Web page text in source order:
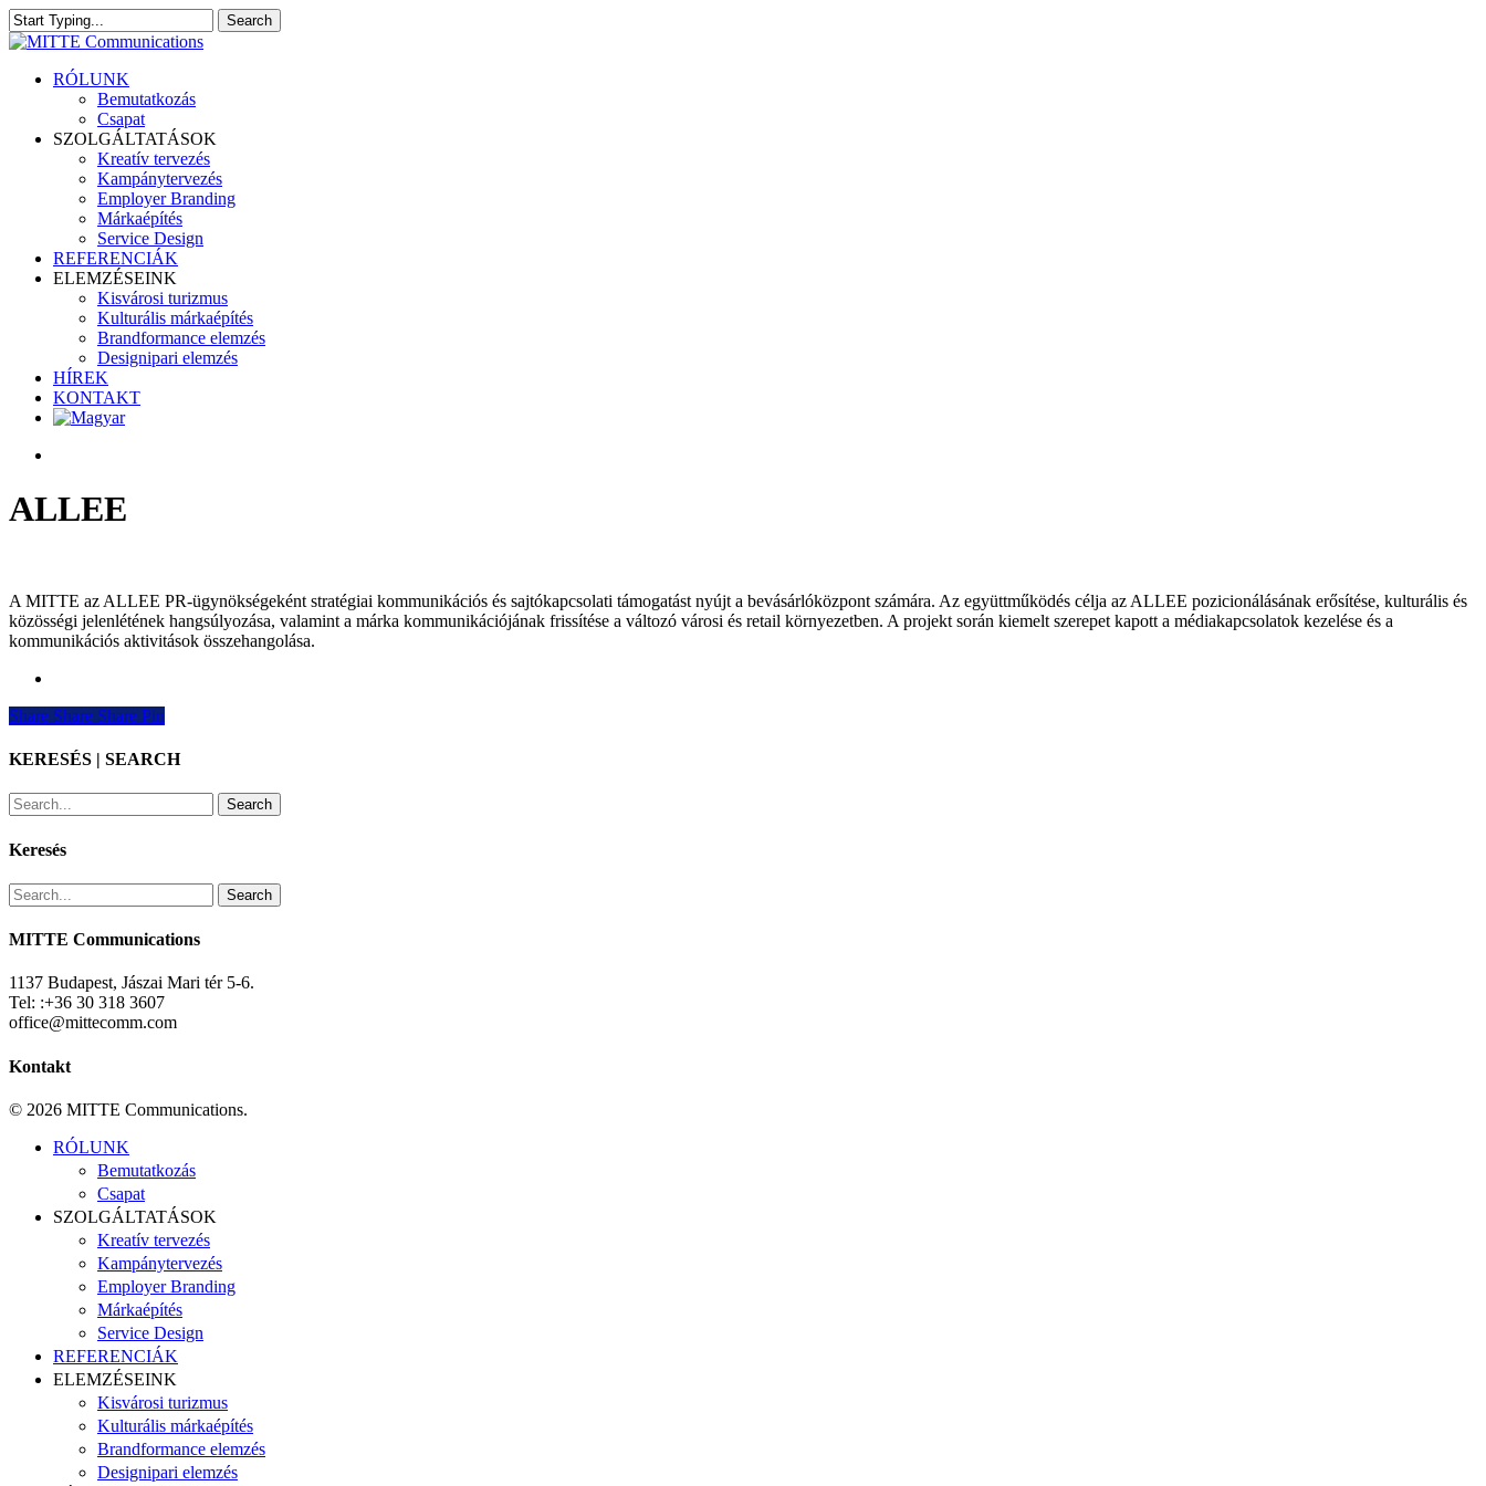
Skip
to
content
Search
Close
search
Menu
RÓLUNK
Bemutatkozás
Csapat
SZOLGÁLTATÁSOK
Kreatív tervezés
Kampánytervezés
Employer Branding
Márkaépítés
Service Design
REFERENCIÁK
ELEMZÉSEINK
Kisvárosi turizmus
Kulturális márkaépítés
Brandformance elemzés
Designipari elemzés
HÍREK
KONTAKT
ALLEE
A MITTE az ALLEE PR-ügynökségeként stratégiai kommunikációs és sajtókapcsolati támogatást nyújt a bevásárlóközpont számára. Az együttműködés célja az ALLEE pozicionálásának erősítése, kulturális és
közösségi jelenlétének hangsúlyozása, valamint a márka kommunikációjának frissítése a változó városi és retail környezetben. A projekt során kiemelt szerepet kapott a médiakapcsolatok kezelése és a
kommunikációs aktivitások összehangolása.
Share
Share Share Share Pin
KERESÉS | SEARCH
Search
Keresés
Search
MITTE Communications
1137 Budapest, Jászai Mari tér 5-6.
Tel: :+36 30 318 3607
office@mittecomm.com
Kontakt
© 2026 MITTE Communications.
Close
RÓLUNK
Bemutatkozás
Csapat
SZOLGÁLTATÁSOK
Kreatív tervezés
Kampánytervezés
Employer Branding
Márkaépítés
Service Design
REFERENCIÁK
ELEMZÉSEINK
Kisvárosi turizmus
Kulturális márkaépítés
Brandformance elemzés
Designipari elemzés